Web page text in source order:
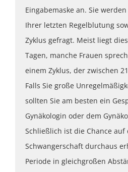
Eingabemaske an. Sie
Ihrer letzten Regelblutung
Zyklus gefragt. Meist liegt
Tagen, manche Frauen
einem Zyklus, der zwischen
Falls Sie große
sollten Sie am besten ein
Gynäkologin oder dem
Schließlich ist die Chance auf
Schwangerschaft durchaus
Periode in gleichgroßen